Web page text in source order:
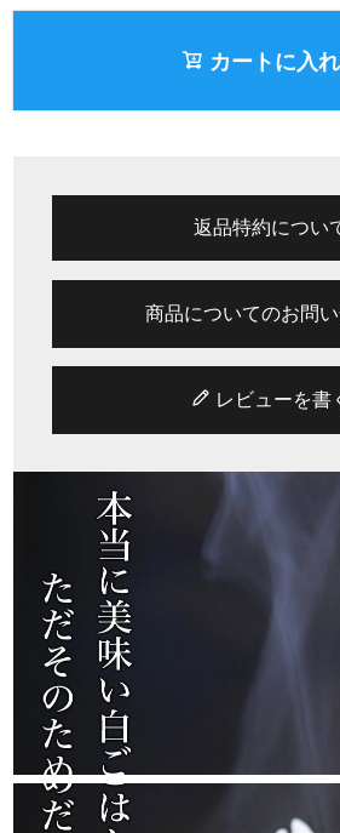
カートに入
返品特約につい
商品についてのお問
レビューを書